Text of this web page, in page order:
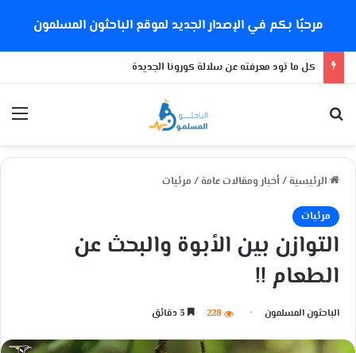
مرحبًا بكم في الإصدار الجديد لموقع الباحثون المسلمون
كل ما تود معرفته عن سلالة كورونا الجديدة
الرئيسية / أخبار ومقالات عامة / مرئيات
مرئيات
التوازن بين الأبوة والبحث عن
الطعام !!
الباحثون المسلمون 228